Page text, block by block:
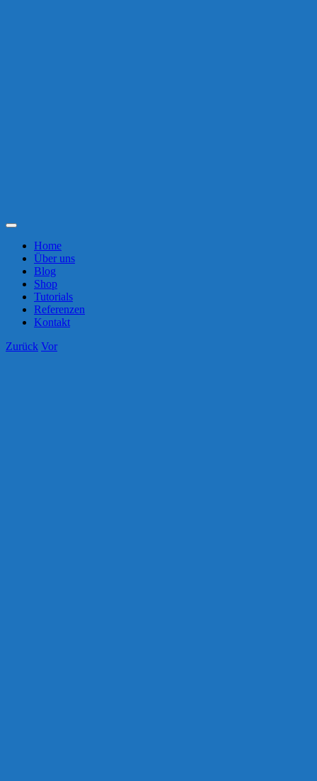
Toggle
NavigationHome
Über uns
Blog
Shop
Tutorials
Referenzen
Kontakt
Zurück Vor